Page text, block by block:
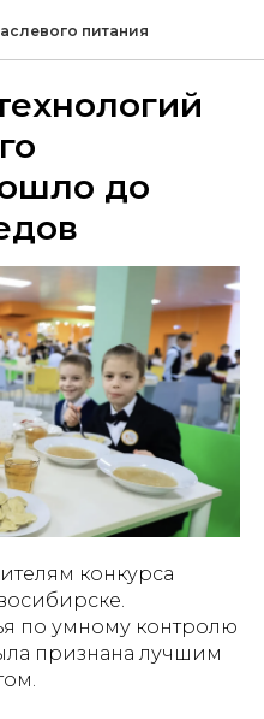
питания
до
конкурса
по умному контролю
признана лучшим